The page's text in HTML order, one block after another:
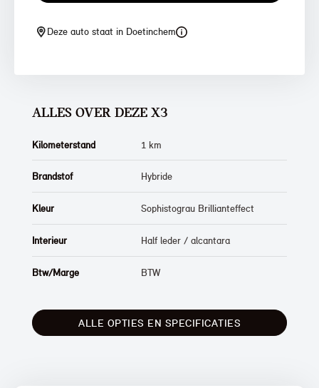
Deze auto staat in Doetinchem
ALLES OVER DEZE X3
Kilometerstand 1 km
Brandstof Hybride
Kleur Sophistograu Brillianteffect
Interieur Half leder / alcantara
Btw/Marge BTW
ALLE OPTIES EN SPECIFICATIES